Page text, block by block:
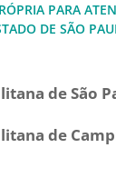
PARA
DE SÃO
de São
de